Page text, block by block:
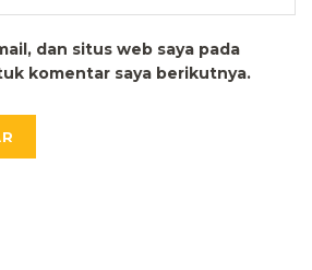
dan situs web saya pada
komentar saya berikutnya.